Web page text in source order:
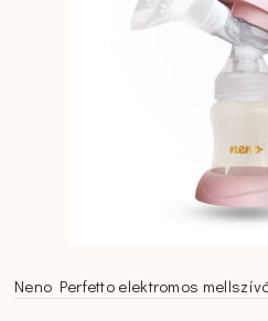
Neno Perfetto elektromos